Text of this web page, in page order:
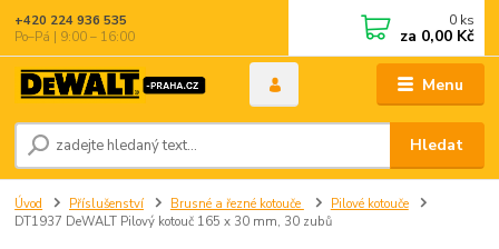
Menu
Hledat
+420 224 936 535
Po–Pá | 9:00 – 16:00
0 ks
za 0,00 Kč
Úvod Příslušenství Brusné a řezné kotouče
Pilové kotouče
DT1937 DeWALT Pilový kotouč 165 x 30 mm, 30 zubů